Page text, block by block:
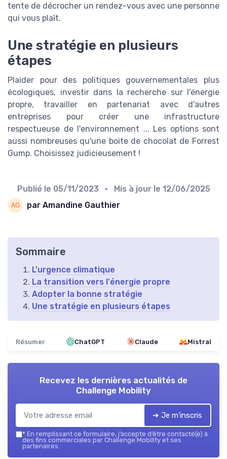
tente de décrocher un rendez-vous avec une personne
qui vous plaît.
Une stratégie en plusieurs
étapes
Plaider pour des politiques gouvernementales plus
écologiques, investir dans la recherche sur l'énergie
propre, travailler en partenariat avec d'autres
entreprises pour créer une infrastructure
respectueuse de l'environnement ... Les options sont
aussi nombreuses qu'une boite de chocolat de Forrest
Gump. Choisissez judicieusement !
Publié le 05/11/2023 • Mis à jour le 12/06/2025
par Amandine Gauthier
Sommaire
L'urgence climatique
La transition vers l'énergie propre
Adopter la bonne stratégie
Une stratégie en plusieurs étapes
Résumer ChatGPT Claude Mistral
Recevez les dernières actualités de
Challenge Mobility
➔ Je m'inscris
* En remplissant ce formulaire, j’accepte d’être contacté(e) à
des fins commerciales par Challenge Mobility et ses
partenaires.